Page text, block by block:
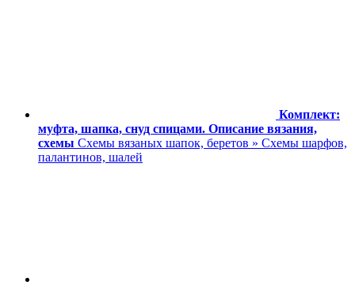
Комплект:
муфта, шапка, снуд спицами. Описание вязания,
схемы Схемы вязаных шапок, беретов » Схемы шарфов,
палантинов, шалей